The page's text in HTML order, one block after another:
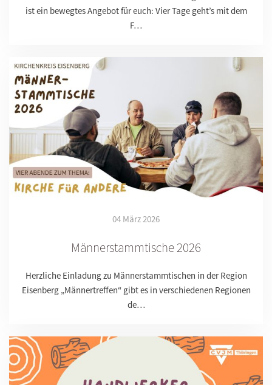
ist ein bewegtes Angebot für euch: Vier Tage geht’s mit dem
F…
04 März 2026
Männerstammtische 2026
Herzliche Einladung zu Männerstammtischen in der Region
Eisenberg „Männertreffen“ gibt es in verschiedenen Regionen
de…